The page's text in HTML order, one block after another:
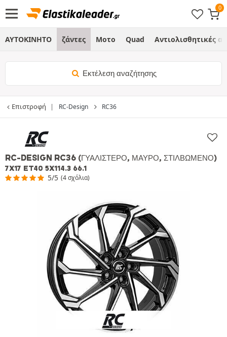
ΑΥΤΟΚΙΝΗΤΟ ζάντες Μοτο Quad Αντιολισθητικές
Εκτέλεση αναζήτησης
Επιστροφή RC-Design RC36
RC-DESIGN RC36 (ΓΥΑΛΙΣΤΕΡΌ, ΜΑΎΡΟ, ΣΤΙΛΒΩΜΈΝΟ)
7X17 ET40 5X114.3 66.1
5/5 (4 σχόλια)